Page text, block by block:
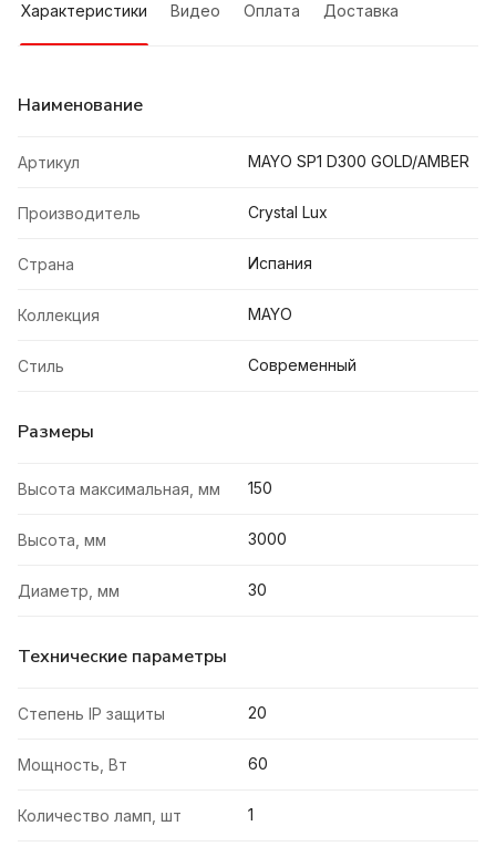
Характеристики Видео Оплата Доставка
Наименование
Артикул MAYO SP1 D300 GOLD/AMBER
Производитель Crystal Lux
Страна Испания
Коллекция MAYO
Стиль Современный
Размеры
Высота максимальная, мм 150
Высота, мм 3000
Диаметр, мм 30
Технические параметры
Степень IP защиты 20
Мощность, Вт 60
Количество ламп, шт 1